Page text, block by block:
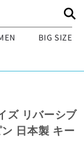
BIG SIZE
ズ リバーシブ
日本製 キー